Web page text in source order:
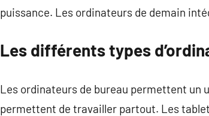
puissance. Les ordinateurs de demain
Les différents types
Les ordinateurs de bureau permettent un
permettent de travailler partout. Les